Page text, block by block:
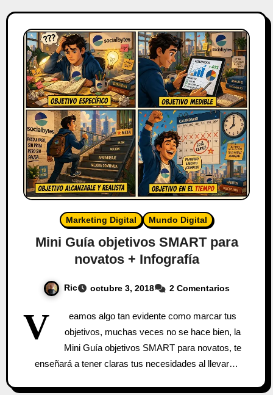
Marketing Digital Mundo Digital
Mini Guía objetivos SMART para
novatos + Infografía
Ric octubre 3, 2018 2 Comentarios
V
eamos algo tan evidente como marcar tus
objetivos, muchas veces no se hace bien, la
Mini Guía objetivos SMART para novatos, te
enseñará a tener claras tus necesidades al llevar…